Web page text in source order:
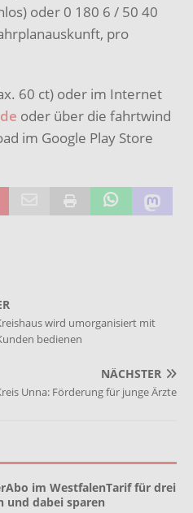
oder 0 180 6 / 50 40
pro
60 ct) oder im Internet
oder über die fahrtwind
im Google Play Store
wird umorganisiert mit
bedienen
NÄCHSTER
Unna: Förderung für junge Ärzte
im WestfalenTarif für drei
und dabei sparen